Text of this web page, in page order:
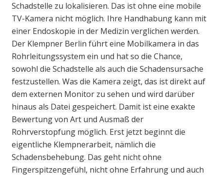
Schadstelle zu lokalisieren. Das ist ohne eine mobile
TV-Kamera nicht möglich. Ihre Handhabung kann mit
einer Endoskopie in der Medizin verglichen werden.
Der Klempner Berlin führt eine Mobilkamera in das
Rohrleitungssystem ein und hat so die Chance,
sowohl die Schadstelle als auch die Schadensursache
festzustellen. Was die Kamera zeigt, das ist direkt auf
dem externen Monitor zu sehen und wird darüber
hinaus als Datei gespeichert. Damit ist eine exakte
Bewertung von Art und Ausmaß der
Rohrverstopfung möglich. Erst jetzt beginnt die
eigentliche Klempnerarbeit, nämlich die
Schadensbehebung. Das geht nicht ohne
Fingerspitzengefühl, nicht ohne Erfahrung und auch